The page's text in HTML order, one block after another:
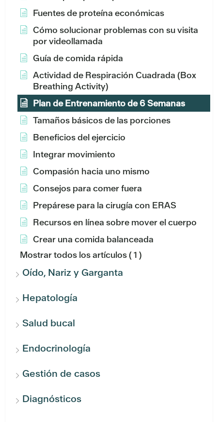
Fuentes de proteína económicas
Cómo solucionar problemas con su visita
por videollamada
Guía de comida rápida
Actividad de Respiración Cuadrada (Box
Breathing Activity)
Plan de Entrenamiento de 6 Semanas
Tamaños básicos de las porciones
Beneficios del ejercicio
Integrar movimiento
Compasión hacia uno mismo
Consejos para comer fuera
Prepárese para la cirugía con ERAS
Recursos en línea sobre mover el cuerpo
Crear una comida balanceada
Mostrar todos los artículos( 1 )
Oído, Nariz y Garganta
Hepatología
Salud bucal
Endocrinología
Gestión de casos
Diagnósticos